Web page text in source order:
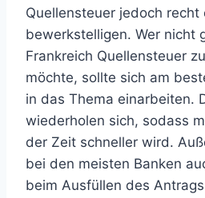
Quellensteuer jedoch recht
bewerkstelligen. Wer nicht
Frankreich Quellensteuer
möchte, sollte sich am
in das Thema einarbeiten.
wiederholen sich, sodass
der Zeit schneller wird.
bei den meisten Banken
beim Ausfüllen des